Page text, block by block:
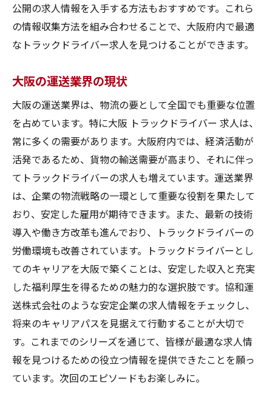
公開の求人情報を入手する方法もおすすめです。これら
の情報収集方法を組み合わせることで、大阪府内で最適
なトラックドライバー求人を見つけることができます。
大阪の運送業界の現状
大阪の運送業界は、物流の要として全国でも重要な位置
を占めています。特に大阪 トラックドライバー 求人は、
常に多くの需要があります。大阪府内では、経済活動が
活発であるため、貨物の輸送需要が高まり、それに伴っ
てトラックドライバーの求人も増えています。運送業界
は、企業の物流戦略の一環として重要な役割を果たして
おり、安定した雇用が期待できます。また、最新の技術
導入や働き方改革も進んでおり、トラックドライバーの
労働環境も改善されています。トラックドライバーとし
てのキャリアを大阪で築くことは、安定した収入と充実
した福利厚生を得るための魅力的な選択肢です。協和運
送株式会社のような安定企業の求人情報をチェックし、
将来のキャリアパスを見据えて行動することが大切で
す。これまでのシリーズを通じて、皆様が最適な求人情
報を見つけるための役立つ情報を提供できたことを願っ
ています。次回のエピソードもお楽しみに。